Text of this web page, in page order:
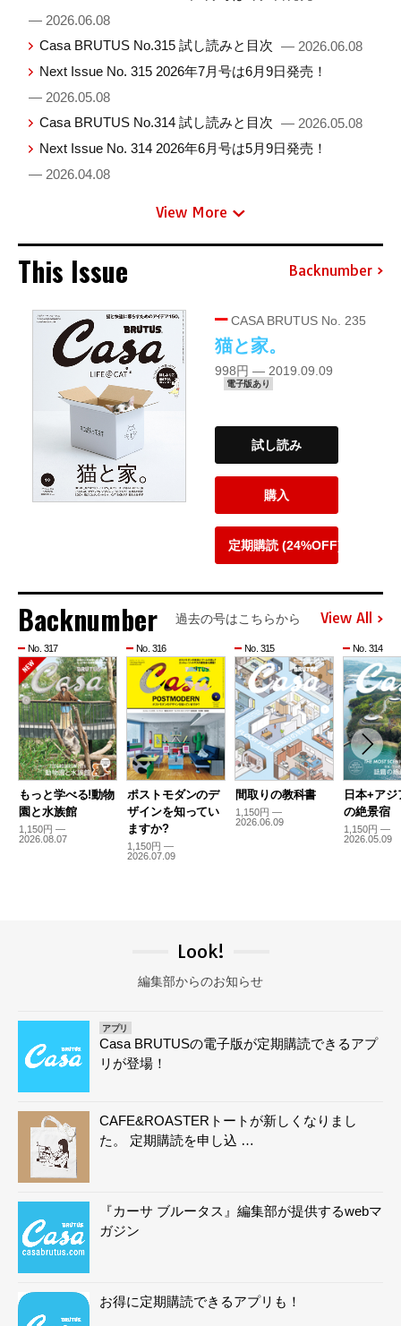
— 2026.06.08
Casa BRUTUS No.315 試し読みと目次 — 2026.06.08
Next Issue No. 315 2026年7月号は6月9日発売！
— 2026.05.08
Casa BRUTUS No.314 試し読みと目次 — 2026.05.08
Next Issue No. 314 2026年6月号は5月9日発売！
— 2026.04.08
View More
This Issue Backnumber
CASA BRUTUS No. 235
猫と家。
998円 — 2019.09.09
電子版あり
試し読み
購入
定期購読 (24%OFF)
Backnumber 過去の号はこちらから View All
No. 317
もっと学べる!動物
園と水族館
1,150円 —
2026.08.07
No. 316
ポストモダンのデ
ザインを知ってい
ますか?
1,150円 —
2026.07.09
No. 315
間取りの教科書
1,150円 —
2026.06.09
No. 314
日本+アジ
の絶景宿
1,150円 —
2026.05.09
Look!
編集部からのお知らせ
アプリ
Casa BRUTUSの電子版が定期購読できるアプ
リが登場！
CAFE&ROASTERトートが新しくなりまし
た。 定期購読を申し込 …
『カーサ ブルータス』編集部が提供するwebマ
ガジン
お得に定期購読できるアプリも！